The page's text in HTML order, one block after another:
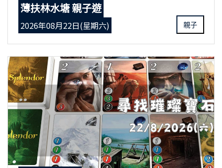
薄扶林水塘 親子遊
2026年08月22日(星期六) 親子